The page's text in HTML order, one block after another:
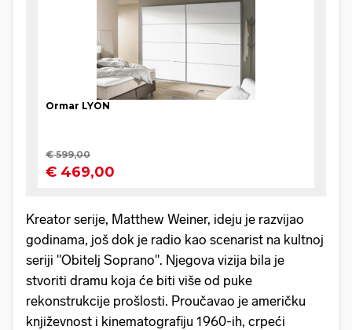
Kreator serije, Matthew Weiner, ideju je razvijao
godinama, još dok je radio kao scenarist na kultnoj
seriji "Obitelj Soprano". Njegova vizija bila je
stvoriti dramu koja će biti više od puke
rekonstrukcije prošlosti. Proučavao je američku
književnost i kinematografiju 1960-ih, crpeći